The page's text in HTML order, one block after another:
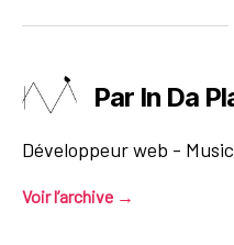
Par In Da
Développeur web -
Voir l’archive →